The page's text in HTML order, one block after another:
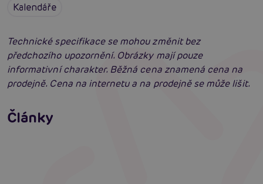
Kalendáře
Technické specifikace se mohou změnit bez
předchozího upozornění. Obrázky mají pouze
informativní charakter. Běžná cena znamená cena na
prodejně. Cena na internetu a na prodejně se může lišit.
Články
Jak na zlepšení a podporu erekce
Číst více
Erotická inteligence: Příručka Sexiomů